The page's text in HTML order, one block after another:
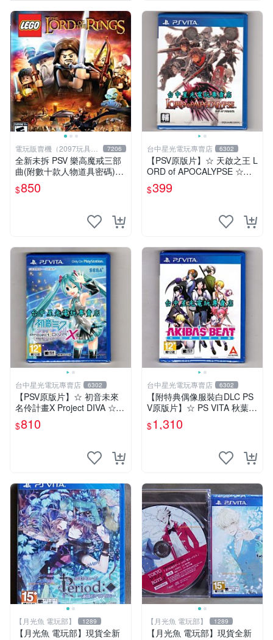
電玩販賣機（2097玩具公
仔舖
7206
全新未拆 PSV 樂高魔戒三部
曲(附數十款人物道具密碼)Le
go The Lord of the Rings-英
文美版-
$850
台中星光電玩專賣店 6302
【PSV原版片】☆ 天啟之王 L
ORD of APOCALYPSE ☆日
文亞版全新品【台中星光電
玩】
$399
台中星光電玩專賣店 6302
【PSV原版片】☆ 初音未來
名伶計畫X Project DIVA ☆中
文版全新品【台中星光電玩】
$810
台中星光電玩專賣店 6302
【附特典偶像服裝白DLC PS
V原版片】☆ PS VITA 秋葉原
妄想物語 秋葉潮物語 ☆中文
版全新品【台中星光電玩】
$1,310
【月光魚 電玩部】 1289
【月光魚 電玩部】現貨全新
【月光魚 電玩部】 1289
【月光魚 電玩部】現貨全新